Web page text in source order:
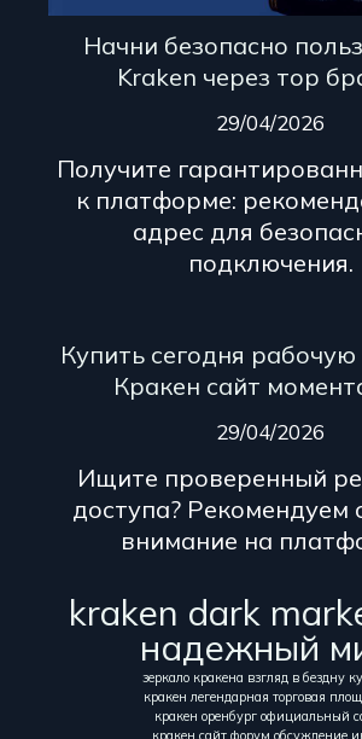
Начни безопасно
Kraken через тор
29/04/2026
Получите
к платформе:
адрес для
подключения.
Купить сегодня
Кракен сайт
29/04/2026
Ищите проверенный
доступа? Рекомендуем
внимание на
kraken dark
надежный
зеркало кракена взгляд в бездну
кракен легендарная торговая
кракен оренбург официальный
кракен сайт форум обсуждение